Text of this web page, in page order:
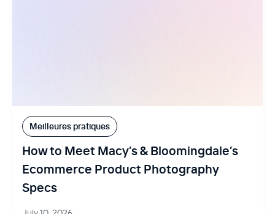
Meilleures pratiques
How to Meet Macy’s & Bloomingdale’s
Ecommerce Product Photography
Specs